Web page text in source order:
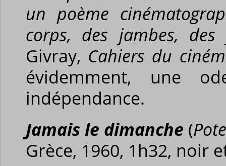
un poème
corps, des jambes,
Givray, Cahiers du
évidemment, une
indépendance.
Jamais le dimanche (
Grèce, 1960, 1h32, noir